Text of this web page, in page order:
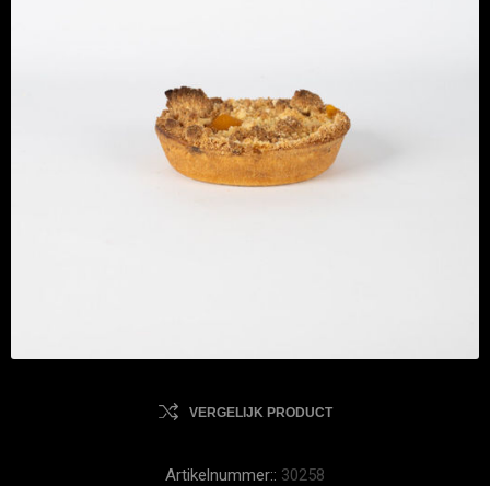
VERGELIJK PRODUCT
Artikelnummer:: 30258